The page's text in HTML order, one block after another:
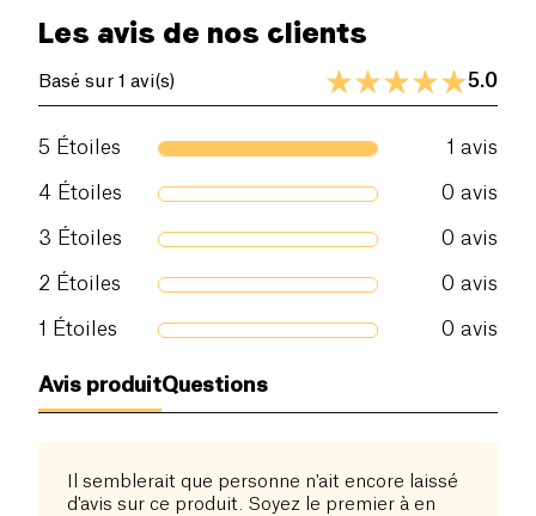
Les avis de nos clients
Basé sur 1 avi(s) 5.0
5 Étoiles 1 avis
4 Étoiles 0 avis
3 Étoiles 0 avis
2 Étoiles 0 avis
1 Étoiles 0 avis
Avis produitQuestions
Il semblerait que personne n'ait encore laissé
d'avis sur ce produit. Soyez le premier à en